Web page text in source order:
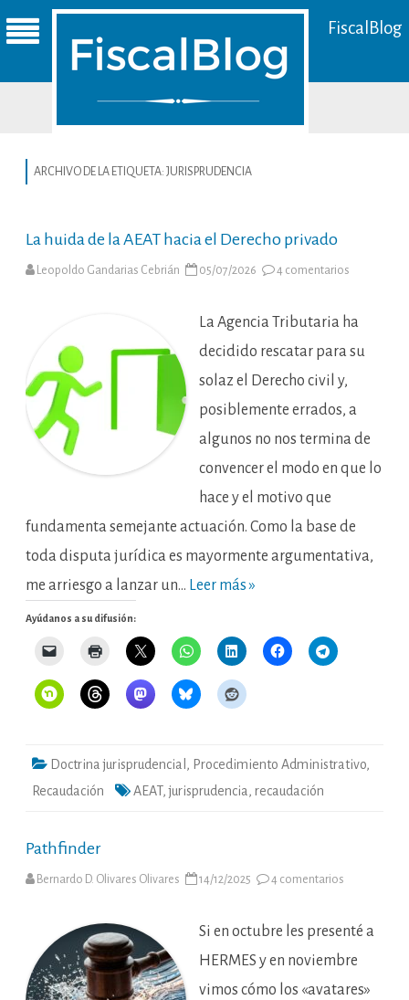
FiscalBlog
ARCHIVO DE LA ETIQUETA: JURISPRUDENCIA
La huida de la AEAT hacia el Derecho privado
Leopoldo Gandarias Cebrián 05/07/2026 4 comentarios
la
hacia
el
La Agencia Tributaria ha
decidido rescatar para su
solaz el Derecho civil y,
posiblemente errados, a
algunos no nos termina de
convencer el modo en que lo
hace y el motivo que
fundamenta semejante actuación. Como la base de
toda disputa jurídica es mayormente argumentativa,
me arriesgo a lanzar un… Leer más »
Ayúdanos a su difusión:
Doctrina jurisprudencial , Procedimiento Administrativo,
Recaudación
AEAT,jurisprudencia , recaudación
Pathfinder
Bernardo D. Olivares Olivares 14/12/2025 4 comentarios
Si en octubre les presenté a
HERMES y en noviembre
vimos cómo los «avatares»